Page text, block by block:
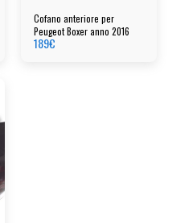
Cofano anteriore per
Peugeot Boxer anno 2016
189€